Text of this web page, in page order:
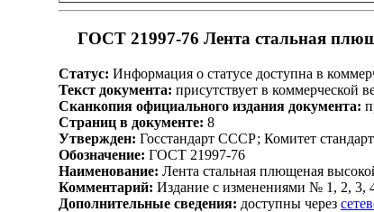
ГОСТ 21997-76 Лента стальная
Статус: Информация о статусе доступна в
Текст документа: присутствует в коммерческой
Сканкопия официального издания документа:
Страниц в документе: 8
Утвержден: Госстандарт СССР; Комитет
Обозначение: ГОСТ 21997-76
Наименование: Лента стальная плющеная
Комментарий: Издание с изменениями № 1, 2, 3,
Дополнительные сведения: доступны через